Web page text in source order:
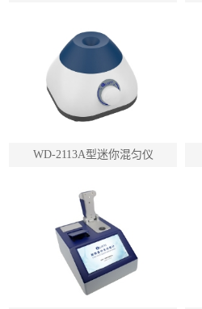
WD-2113A型迷你混匀仪